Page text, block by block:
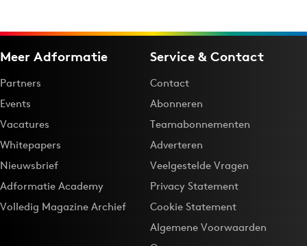
Meer Adformatie
Partners
Events
Vacatures
Whitepapers
Nieuwsbrief
Adformatie Academy
Volledig Magazine Archief
Service & Contact
Contact
Abonneren
Teamabonnementen
Adverteren
Veelgestelde Vragen
Privacy Statement
Cookie Statement
Algemene Voorwaarden